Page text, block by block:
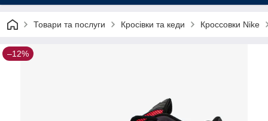
Товари та послуги Кросівки та кеди Кроссовки Nike
–12%